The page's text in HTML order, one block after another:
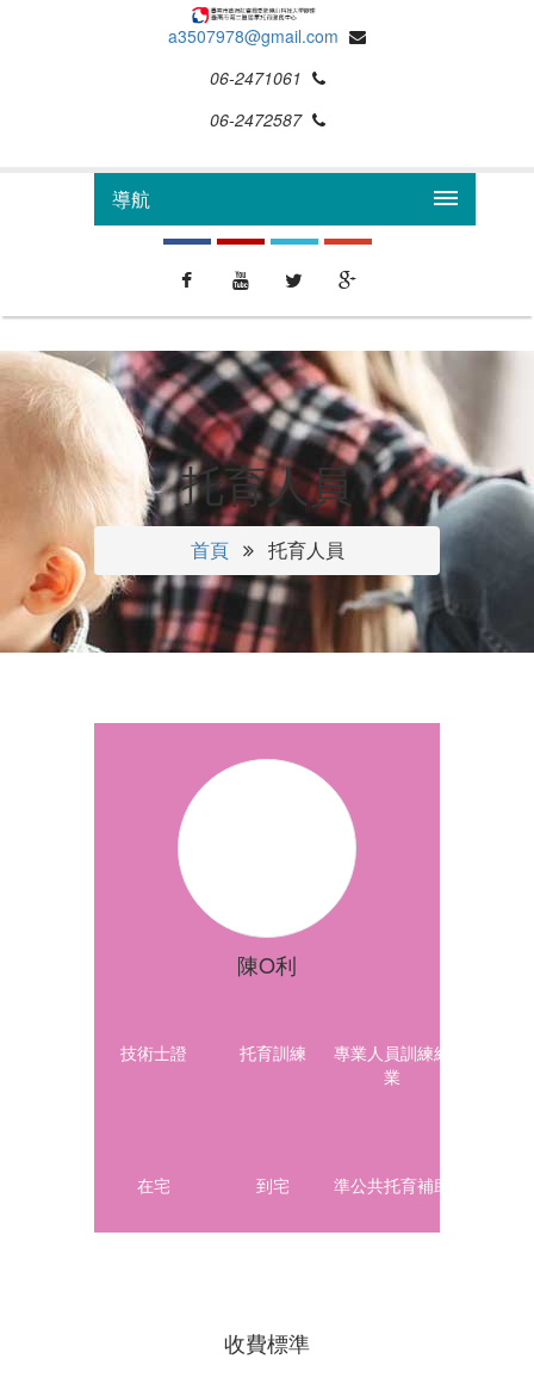
a3507978@gmail.com
06-2471061
06-2472587
導航
托育人員
首頁 托育人員
陳O利
技術士證 托育訓練
專業人員訓練結
業
在宅 到宅 準公共托育補助
收費標準